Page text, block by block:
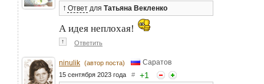
↑ Ответ для Татьяна Векленко
А идея неплохая!
↑ Ответить
ninulik (автор поста) Саратов
15 сентября 2023 года # +1